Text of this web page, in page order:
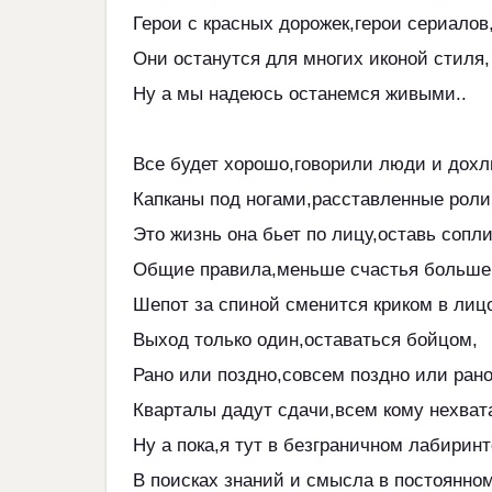
Герои с красных дорожек,герои сериалов,
Они останутся для многих иконой стиля,
Ну а мы надеюсь останемся живыми..
Все будет хорошо,говорили люди и
Капканы под ногами,расставленные
Это жизнь она бьет по лицу,оставь
Общие правила,меньше счастья
Шепот за спиной сменится криком в
Выход только один,оставаться бойцом,
Рано или поздно,совсем поздно или
Кварталы дадут сдачи,всем кому
Ну а пока,я тут в безграничном
В поисках знаний и смысла в